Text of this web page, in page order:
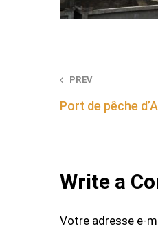
Post
PREV
Port de pêche
Write a
Votre adresse e-